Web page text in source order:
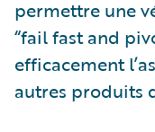
permettre une
“fail fast and
efficacement
autres produits